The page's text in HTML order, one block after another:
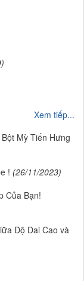
Xem tiếp...
Mỳ Tiến Hưng
! (26/11/2023)
Của Bạn!
Độ Dai Cao và